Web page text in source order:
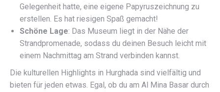
Gelegenheit hatte, eine eigene Papyruszeichnung zu
erstellen. Es hat riesigen Spaß gemacht!
Schöne Lage: Das Museum liegt in der Nähe der
Strandpromenade, sodass du deinen Besuch leicht mit
einem Nachmittag am Strand verbinden kannst.
Die kulturellen Highlights in Hurghada sind vielfältig und
bieten für jeden etwas. Egal, ob du am Al Mina Basar durch